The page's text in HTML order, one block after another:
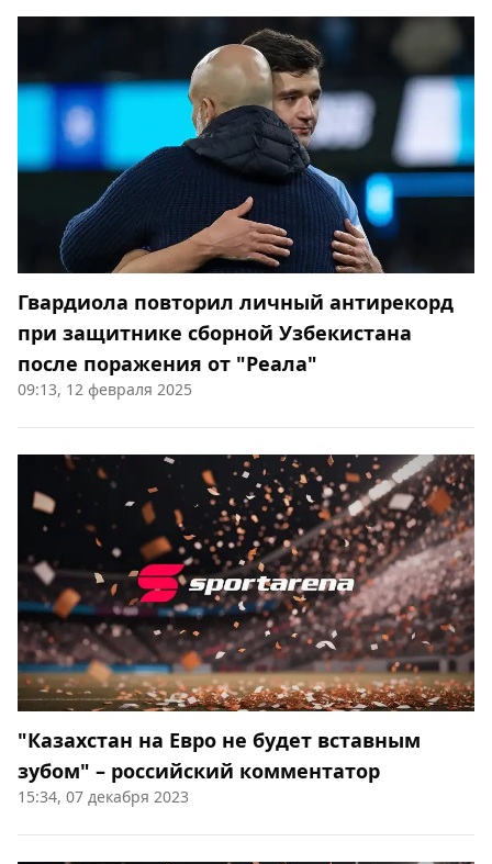
Гвардиола повторил личный антирекорд
при защитнике сборной Узбекистана
после поражения от "Реала"
09:13, 12 февраля 2025
"Казахстан на Евро не будет вставным
зубом" – российский комментатор
15:34, 07 декабря 2023